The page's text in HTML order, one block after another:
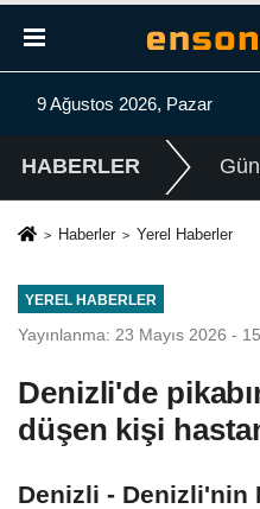
9 Ağustos 2026, Pazar
HABERLER
Haberler Yerel Haberler
YEREL HABERLER
Yayınlanma: 23 Mayıs 2026 -
Denizli'de
düşen kişi
Denizli - Denizli'nin